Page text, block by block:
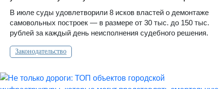
В июле суды удовлетворили 8 исков властей о демонтаже
самовольных построек — в размере от 30 тыс. до 150 тыс.
рублей за каждый день неисполнения судебного решения.
Законодательство